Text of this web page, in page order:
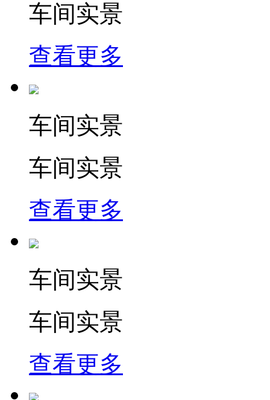
车间实景
查看更多
车间实景
车间实景
查看更多
车间实景
车间实景
查看更多